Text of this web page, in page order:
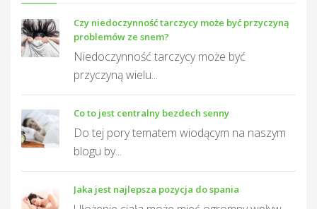
Czy niedoczynność tarczycy może być przyczyną
problemów ze snem?
Niedoczynność tarczycy może być
przyczyną wielu...
Co to jest centralny bezdech senny
Do tej pory tematem wiodącym na naszym
blogu by...
Jaka jest najlepsza pozycja do spania